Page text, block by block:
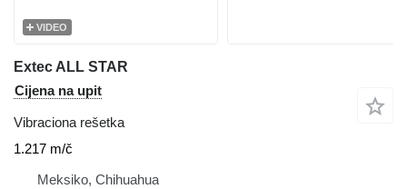
VIDEO
Extec ALL STAR
Cijena na upit
Vibraciona rešetka
1.217 m/č
Meksiko, Chihuahua